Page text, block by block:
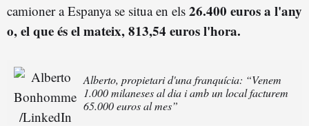
camioner a Espanya se situa en els 26.400 euros a l'any
o, el que és el mateix, 813,54 euros l'hora.
Alberto, propietari d'una franquícia: “Venem
1.000 milaneses al dia i amb un local facturem
65.000 euros al mes”